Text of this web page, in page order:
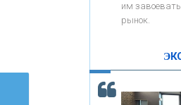
ОНАС
КОНТАКТЫ
корость -
кредитовании
им
рынок.